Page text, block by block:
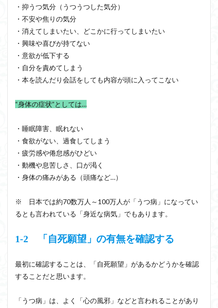
・抑うつ気分（うつうつした気分）
・不安や焦りの気分
・消えてしまいたい、どこかに行ってしまいたい
・興味や喜びが持てない
・意欲が低下する
・自分を責めてしまう
・本を読んだり会話をしても内容が頭に入ってこない
“身体の症状”としては…
・睡眠障害、眠れない
・食欲がない、過食してしまう
・疲労感や倦怠感がひどい
・動機や息苦しさ、口が渇く
・身体の痛みがある（頭痛など…）
※ 日本では約70数万人～100万人が「うつ病」になってい
るとも言われている「身近な病気」でもあります。
1-2 「自死願望」の有無を確認する
最初に確認することは、「自死願望」があるかどうかを確認
することだと思います。
「うつ病」は、よく「心の風邪」などと言われることがあり